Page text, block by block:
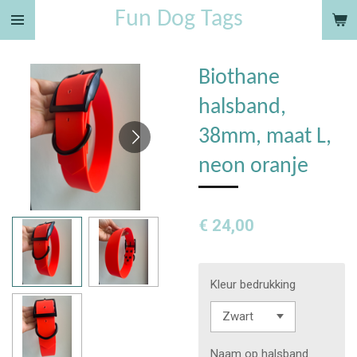
Ga
direct
hoofdinhoud
Fun Dog Tags
Biothane
halsband,
38mm, maat L,
neon oranje
€ 24,00
Kleur bedrukking
Naam op halsband